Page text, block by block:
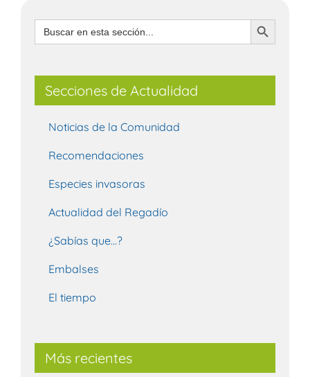
Buscar: Botón de búsqueda
Secciones de Actualidad
Noticias de la Comunidad
Recomendaciones
Especies invasoras
Actualidad del Regadío
¿Sabías que…?
Embalses
El tiempo
Más recientes